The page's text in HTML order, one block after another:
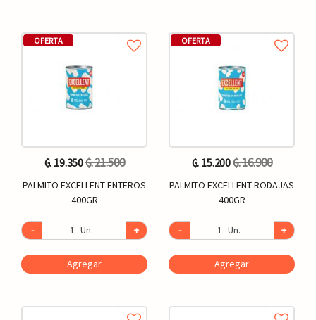
OFERTA
₲. 19.350₲. 21.500
PALMITO EXCELLENT ENTEROS
400GR
- Un. +
Agregar
OFERTA
₲. 15.200₲. 16.900
PALMITO EXCELLENT RODAJAS
400GR
- Un. +
Agregar